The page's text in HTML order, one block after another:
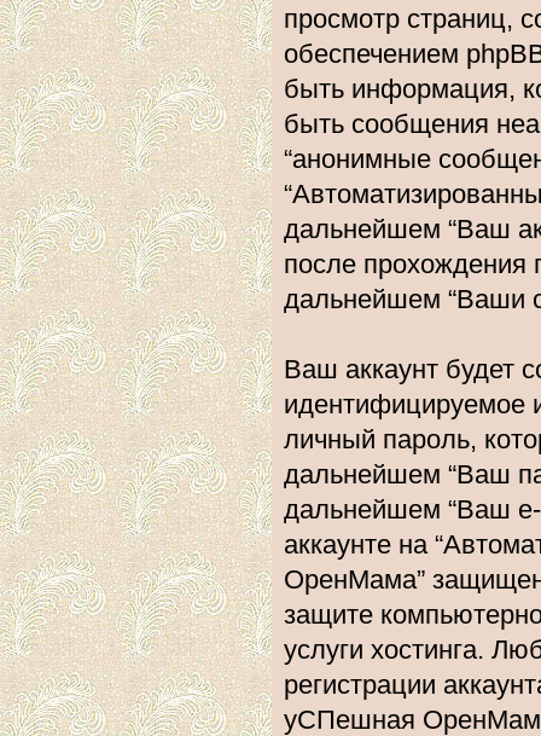
просмотр страниц,
обеспечением
быть информация,
быть сообщения
“анонимные
дальнейшем “Ваш
после прохождения
дальнейшем “Ваши
Ваш аккаунт будет
идентифицируемое
личный пароль,
дальнейшем “Ваш
дальнейшем “Ваш
аккаунте на
ОренМама”
защите
услуги хостинга.
регистрации
уСПешная